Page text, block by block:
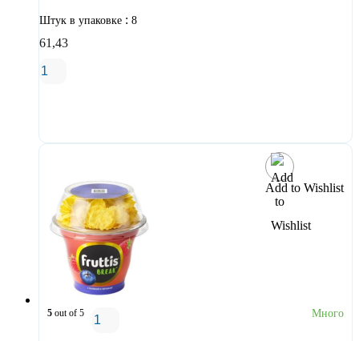
Штук в упаковке : 8
61,43
Add to Wishlist
5 out of 5 Много